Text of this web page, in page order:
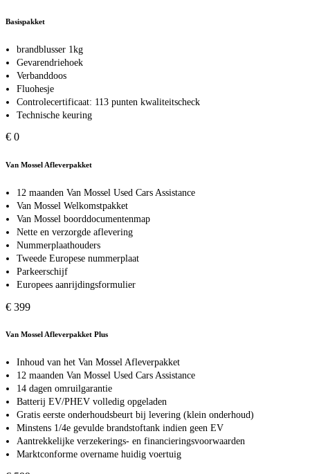
Basispakket
brandblusser 1kg
Gevarendriehoek
Verbanddoos
Fluohesje
Controlecertificaat: 113 punten kwaliteitscheck
Technische keuring
€ 0
Van Mossel Afleverpakket
12 maanden Van Mossel Used Cars Assistance
Van Mossel Welkomstpakket
Van Mossel boorddocumentenmap
Nette en verzorgde aflevering
Nummerplaathouders
Tweede Europese nummerplaat
Parkeerschijf
Europees aanrijdingsformulier
€ 399
Van Mossel Afleverpakket Plus
Inhoud van het Van Mossel Afleverpakket
12 maanden Van Mossel Used Cars Assistance
14 dagen omruilgarantie
Batterij EV/PHEV volledig opgeladen
Gratis eerste onderhoudsbeurt bij levering (klein onderhoud)
Minstens 1/4e gevulde brandstoftank indien geen EV
Aantrekkelijke verzekerings- en financieringsvoorwaarden
Marktconforme overname huidig voertuig